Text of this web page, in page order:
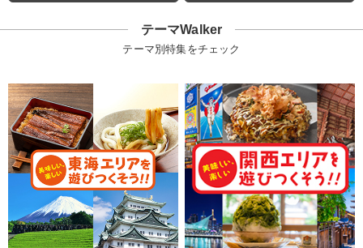
テーマWalker
テーマ別特集をチェック